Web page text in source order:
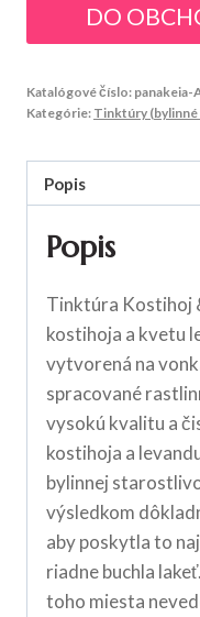
DO
Katalógové číslo: panakeia-
Kategórie: Tinktúry (bylinné
Popis
Popis
Tinktúra Kostihoj
kostihoja a kvetu
vytvorená na
spracované
vysokú kvalitu a
kostihoja a
bylinnej
výsledkom
aby poskytla to
riadne buchla
toho miesta